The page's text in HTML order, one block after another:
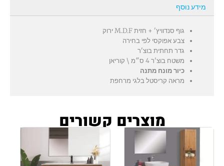
מידע נוסף
גוף סנדוויץ' + חזית M.D.F ירוק
צבע אפוקסי לפי בחירה
גדר תחתית בוצ'ר
משטח בוצ'ר 4 ס״מ \ קוריאן
כיור מונח מתנה
מראה קריסטל בלגי מרחפת
מוצרים קשורים